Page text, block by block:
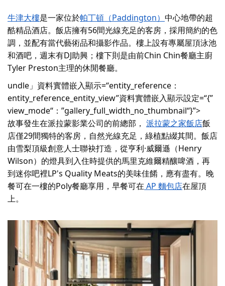
牛津大樓是一家位於帕丁頓（Paddington） 中心地帶的超
酷精品酒店。飯店擁有56間光線充足的客房，採用簡約的色
調，並配有當代藝術品和攝影作品。樓上設有專屬屋頂泳池
和酒吧，週末有DJ助興；樓下則是由前Chin Chin餐廳主廚
Tyler Preston主理的休閒餐廳。
undle」資料實體嵌入顯示=“entity_reference：
entity_reference_entity_view”資料實體嵌入顯示設定=“{”
view_mode“：”gallery_full_width_no_thumbnail“}”>
故事發生在派拉蒙影業公司的前總部， 派拉蒙之家飯店飯
店僅29間獨特的客房，自然光線充足，綠植點綴其間。飯店
由雪梨頂級創意人士聯袂打造，從亨利·威爾遜（Henry
Wilson）的燈具到入住時提供的馬里克維爾精釀啤酒，再
到迷你吧裡LP's Quality Meats的美味佳餚，應有盡有。晚
餐可在一樓的Poly餐廳享用，早餐可在 AP 麵包店在屋頂
上。